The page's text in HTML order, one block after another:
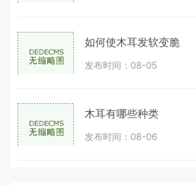
如何使木耳发软变脆
发布时间：08-05
木耳有哪些种类
发布时间：08-06